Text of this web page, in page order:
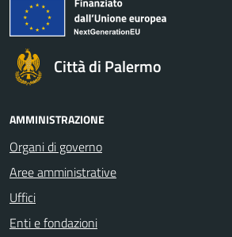
Città di Palermo
AMMINISTRAZIONE
Organi di governo
Aree amministrative
Uffici
Enti e fondazioni